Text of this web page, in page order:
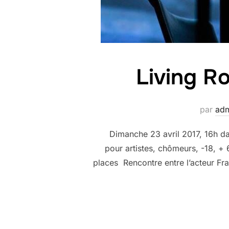
Living
par
Dimanche 23 avril 2017, 16h
pour artistes, chômeurs, -18,
places Rencontre entre l’acteur